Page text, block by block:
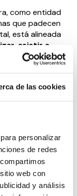
de las cookies
personalizar
de redes
web con
y análisis
como entidad
que padecen
está alineada
asistir e
con
, así
través de
con
la adecuada
de la
de sociedad